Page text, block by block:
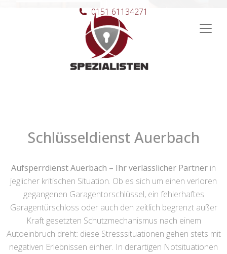
Hauptnavigation
0151 61134271
Schlüsseldienst Auerbach
Aufsperrdienst Auerbach – Ihr verlässlicher Partner in
jeglicher kritischen Situation. Ob es sich um einen verloren
gegangenen Garagentorschlüssel, ein fehlerhaftes
Garagentürschloss oder auch den zeitlich begrenzt außer
Kraft gesetzten Schutzmechanismus nach einem
Autoeinbruch dreht: diese Stresssituationen gehen stets mit
negativen Erlebnissen einher. In derartigen Notsituationen